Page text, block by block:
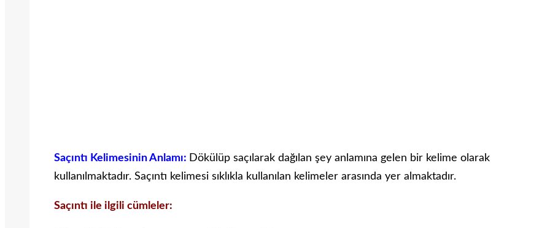
Saçıntı Kelimesinin Anlamı: Dökülüp saçılarak dağılan şey anlamına gelen bir kelime olarak
kullanılmaktadır. Saçıntı kelimesi sıklıkla kullanılan kelimeler arasında yer almaktadır.
Saçıntı ile ilgili cümleler: